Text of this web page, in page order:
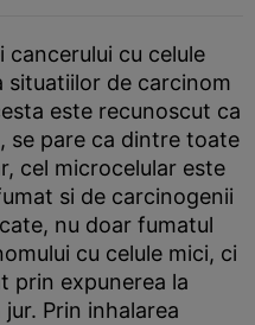
cancerului cu celule
situatiilor de carcinom
este recunoscut ca
se pare ca dintre toate
cel microcelular este
si de carcinogenii
nu doar fumatul
cu celule mici, ci
prin expunerea la
Prin inhalarea